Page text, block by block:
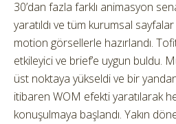
30’dan fazla farklı animasyon
yaratıldı ve tüm kurumsal
motion görsellerle hazırlandı.
etkileyici ve brief’e uygun buldu.
üst noktaya yükseldi ve bir
itibaren WOM efekti yaratılarak
konuşulmaya başlandı. Yakın